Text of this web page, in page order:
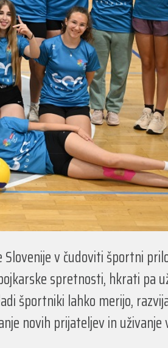
v čudoviti športni
spretnosti, hkrati pa
športniki lahko merijo,
novih prijateljev in